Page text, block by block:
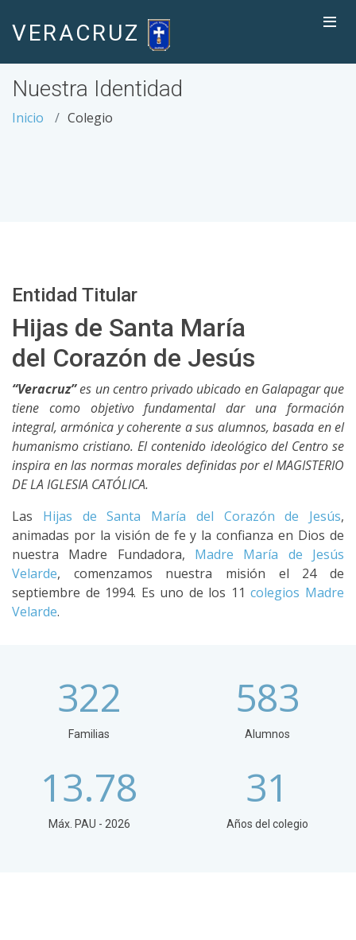
VERACRUZ
Nuestra Identidad
Inicio Colegio
Entidad Titular
Hijas de Santa María
del Corazón de Jesús
“Veracruz”es un centro privado ubicado en Galapagar que
tiene como objetivo fundamental dar una formación
integral, armónica y coherente a sus alumnos, basada en el
humanismo cristiano. El contenido ideológico del Centro se
inspira en las normas morales definidas por el MAGISTERIO
DE LA IGLESIA CATÓLICA.
Las Hijas de Santa María del Corazón de Jesús,
animadas por la visión de fe y la confianza en Dios de
nuestra Madre Fundadora, Madre María de Jesús
Velarde, comenzamos nuestra misión el 24 de
septiembre de 1994. Es uno de los 11colegios Madre
Velarde.
322
Familias
583
Alumnos
13.78
Máx. PAU - 2026
31
Años del colegio